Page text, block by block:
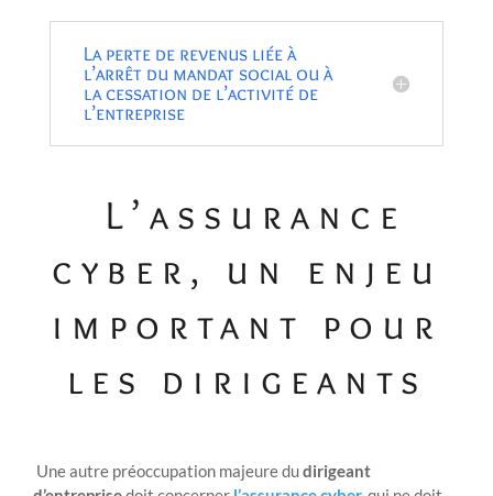
La perte de revenus liée à
l’arrêt du mandat social ou à
la cessation de l’activité de
l’entreprise
L’assurance
cyber, un enjeu
important pour
les dirigeants
Une autre préoccupation majeure dudirigeant